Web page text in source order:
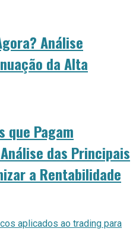
Análise
da Alta
que Pagam
das Principais
a Rentabilidade